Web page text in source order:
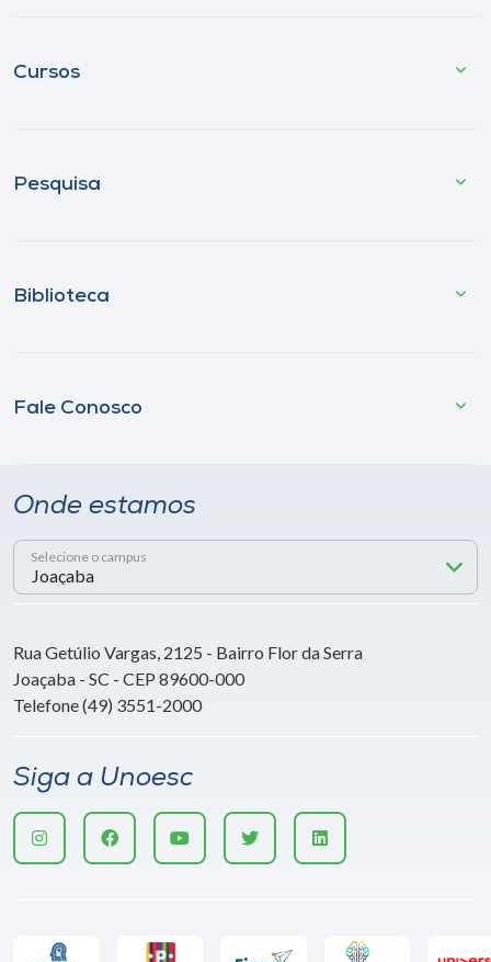
Cursos
Pesquisa
Biblioteca
Fale Conosco
Onde estamos
Selecione o campus
Rua Getúlio Vargas, 2125 - Bairro Flor da Serra
Joaçaba - SC - CEP 89600-000
Telefone (49) 3551-2000
Siga a Unoesc